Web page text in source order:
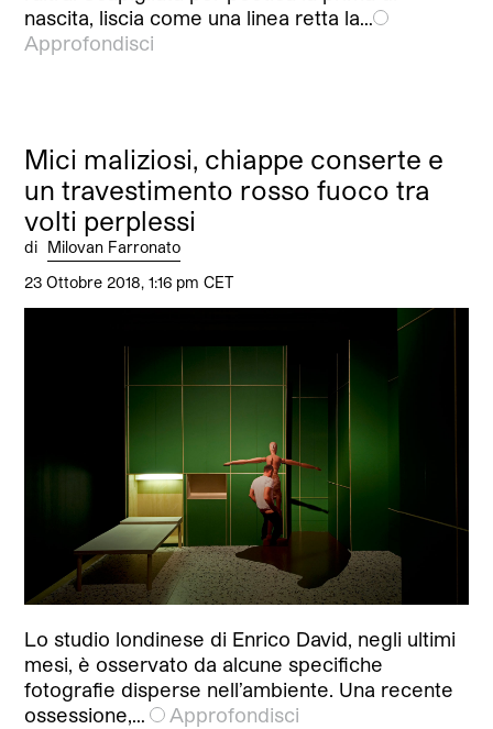
nascita, liscia come una linea retta la…
Approfondisci
Mici maliziosi, chiappe conserte e
un travestimento rosso fuoco tra
volti perplessi
di Milovan Farronato
23 Ottobre 2018, 1:16 pm CET
Lo studio londinese di Enrico David, negli ultimi
mesi, è osservato da alcune specifiche
fotografie disperse nell’ambiente. Una recente
ossessione,…
Approfondisci